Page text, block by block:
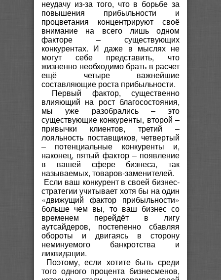
неудачу из-за того, что в борьбе за
повышения прибыльности и
процветания концентрируют своё
внимание на всего лишь одном
факторе – существующих
конкурентах. И даже в мыслях не
могут себе представить, что
жизненно необходимо брать в расчет
ещё четыре важнейшие
составляющие роста прибыльности.
Первый фактор, существенно
влияющий на рост благосостояния,
мы уже разобрались – это
существующие конкуренты, второй –
привычки клиентов, третий –
лояльность поставщиков, четвертый
– потенциальные конкуренты и,
наконец, пятый фактор – появление
в вашей сфере бизнеса, так
называемых, товаров-заменителей.
Если ваш конкурент в своей бизнес-
стратегии учитывает хотя бы на один
«движущий фактор прибыльности»
больше чем вы, то ваш бизнес со
временем перейдёт в лигу
аутсайдеров, постепенно сбавляя
обороты и двигаясь в сторону
неминуемого банкротства и
ликвидации.
Поэтому, если хотите быть среди
того одного процента бизнесменов,